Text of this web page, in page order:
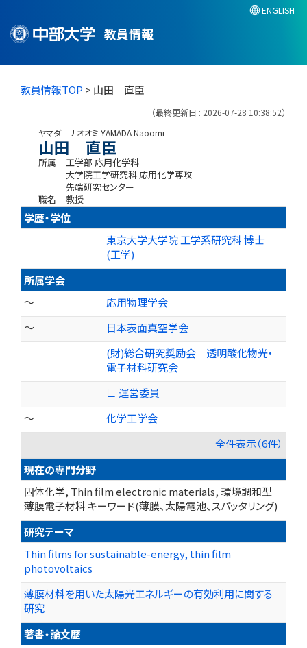
教員情報
ENGLISH
教員情報TOP > 山田 直臣
（最終更新日 : 2026-07-28 10:38:52）
ヤマダ ナオオミ YAMADA Naoomi
山田 直臣
所属
工学部 応用化学科
大学院工学研究科 応用化学専攻
先端研究センター
職名
教授
学歴・学位
東京大学大学院 工学系研究科 博士
(工学)
所属学会
～
応用物理学会
～
日本表面真空学会
(財)総合研究奨励会 透明酸化物光・
電子材料研究会
∟ 運営委員
～
化学工学会
全件表示（6件）
現在の専門分野
固体化学, Thin film electronic materials, 環境調和型
薄膜電子材料 キーワード(薄膜、太陽電池、スパッタリング)
研究テーマ
Thin films for sustainable-energy, thin film
photovoltaics
薄膜材料を用いた太陽光エネルギーの有効利用に関する
研究
著書・論文歴